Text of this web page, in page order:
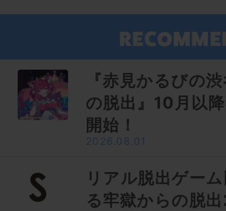
『赤見かるびの
の脱出』10月以
開始！
2026.08.01
リアル脱出ゲー
る牢獄からの脱